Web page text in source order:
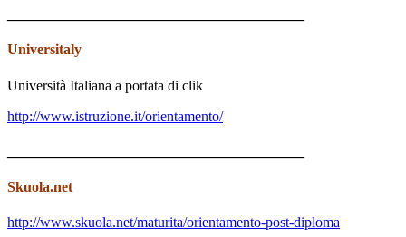
Universitaly
Università Italiana a portata di clik
http://www.istruzione.it/orientamento/
Skuola.net
http://www.skuola.net/maturita/orientamento-post-diploma